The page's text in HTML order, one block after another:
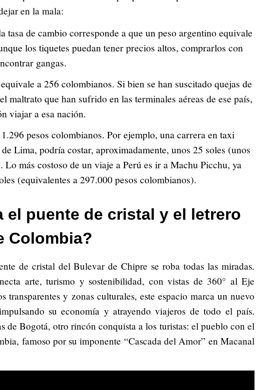
en la mala:
tasa de cambio corresponde a que un peso argentino equivale
los tiquetes puedan tener precios altos, comprarlos con
gangas.
a 256 colombianos. Si bien se han suscitado quejas de
maltrato que han sufrido en las terminales aéreas de ese país,
viajar a esa nación.
pesos colombianos. Por ejemplo, una carrera en taxi
Lima, podría costar, aproximadamente, unos 25 soles (unos
Lo más costoso de un viaje a Perú es ir a Machu Picchu, ya
(equivalentes a 297.000 pesos colombianos).
el puente de cristal y el letrero
Colombia?
de cristal del Bulevar de Chipre se roba todas las miradas.
arte, turismo y sostenibilidad, con vistas de 360° al Eje
transparentes y zonas culturales, este espacio marca un nuevo
su economía y atrayendo viajeros de todo el país.
de Bogotá, otro rincón conquista a los turistas: el pueblo con el
famoso por su imponente “Cascada del Amor” en Macanal